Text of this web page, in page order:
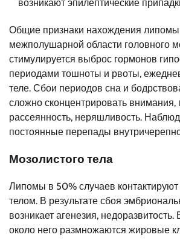
возникают эпилептические
Общие признаки нахождения
межполушарной области головного
стимулируется выброс гормонов
периодами тошноты и рвоты,
теле. Сбои периодов сна и
сложно сконцентрировать внимания,
рассеянность, неряшливость.
постоянные перепады
Мозолистого тела
Липомы в 50% случаев
телом. В результате сбоя
возникает агенезия, недоразвитость.
около него размножаются жировые